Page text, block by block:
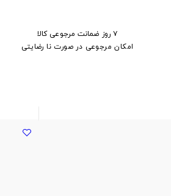
۷ روز ضمانت مرجوعی کالا
امکان مرجوعی در صورت نا رضایتی